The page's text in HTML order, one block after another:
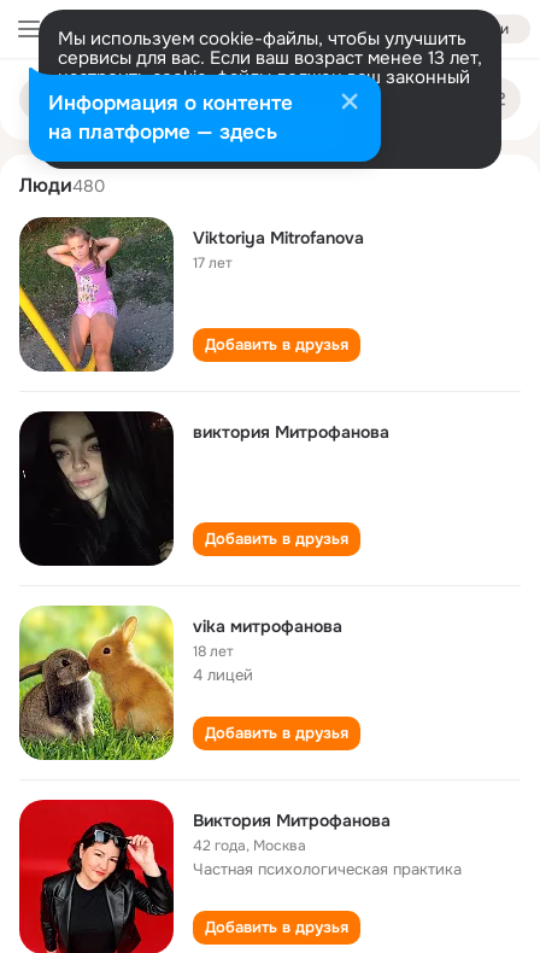
Войти
Мы используем cookie-файлы, чтобы улучшить
сервисы для вас. Если ваш возраст менее 13 лет,
настроить cookie-файлы должен ваш законный
представитель. Больше информации
Разрешить все Настроить
Поиск
людям
viktoriya mitrofanova
Люди480
Viktoriya Mitrofanova
17 лет
Добавить в друзья
виктория Митрофанова
Добавить в друзья
vika митрофанова
18 лет
4 лицей
Добавить в друзья
Виктория Митрофанова
42 года, Москва
Частная психологическая практика
Добавить в друзья
Информация о контенте
на платформе — здесь